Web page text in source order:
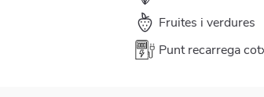
Fruites i verdures
Punt recarrega